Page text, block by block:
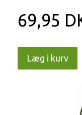
69,95
Læg i kurv